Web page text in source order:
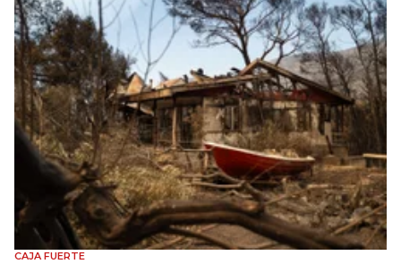
CAJA FUERTE